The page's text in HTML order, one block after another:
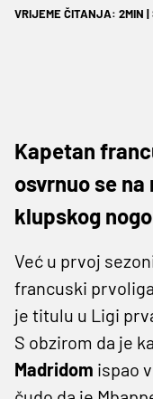
VRIJEME ČITANJA: 2MIN
Kapetan
osvrnuo se
klupskog
Već u prvoj
francuski
je titulu u Ligi
S obzirom da je
Madridom ispao